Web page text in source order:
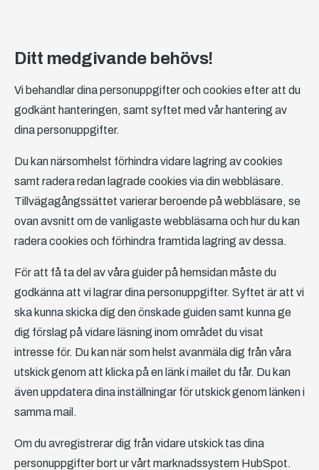
Ditt medgivande behövs!
Vi behandlar dina personuppgifter och cookies efter att du
godkänt hanteringen, samt syftet med vår hantering av
dina personuppgifter.
Du kan närsomhelst förhindra vidare lagring av cookies
samt radera redan lagrade cookies via din webbläsare.
Tillvägagångssättet varierar beroende på webbläsare, se
ovan avsnitt om de vanligaste webbläsarna och hur du kan
radera cookies och förhindra framtida lagring av dessa.
För att få ta del av våra guider på hemsidan måste du
godkänna att vi lagrar dina personuppgifter. Syftet är att vi
ska kunna skicka dig den önskade guiden samt kunna ge
dig förslag på vidare läsning inom området du visat
intresse för. Du kan när som helst avanmäla dig från våra
utskick genom att klicka på en länk i mailet du får. Du kan
även uppdatera dina inställningar för utskick genom länken i
samma mail.
Om du avregistrerar dig från vidare utskick tas dina
personuppgifter bort ur vårt marknadssystem HubSpot.